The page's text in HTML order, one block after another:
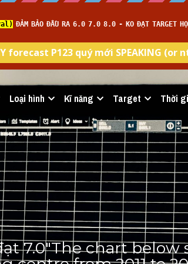
Loại hình Kĩ năng Target Thời
7.0"The chart below